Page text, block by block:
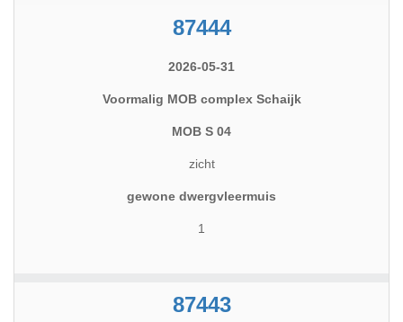
87444
2026-05-31
Voormalig MOB complex Schaijk
MOB S 04
zicht
gewone dwergvleermuis
1
87443